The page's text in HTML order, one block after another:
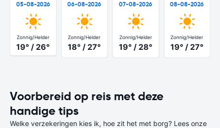
05-08-2026
Zonnig/Helder
19° / 26°
06-08-2026
Zonnig/Helder
18° / 27°
07-08-2026
Zonnig/Helder
19° / 28°
08-08-2026
Zonnig/Helder
19° / 27°
Voorbereid op reis met deze
handige tips
Welke verzekeringen kies ik, hoe zit het met borg? Lees onze